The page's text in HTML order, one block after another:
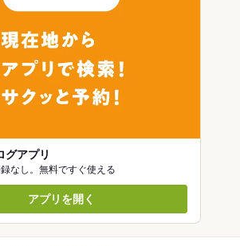
グアプリ
なし。無料ですぐ使える
アプリを開く